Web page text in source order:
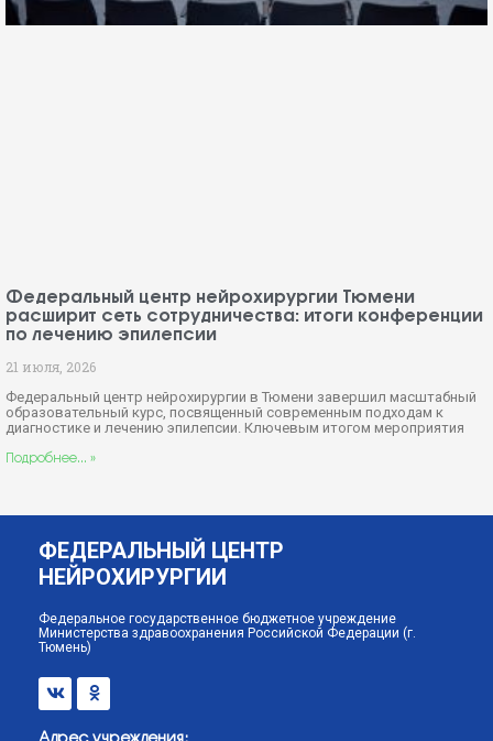
Федеральный центр нейрохирургии Тюмени
расширит сеть сотрудничества: итоги конференции
по лечению эпилепсии
21 июля, 2026
Федеральный центр нейрохирургии в Тюмени завершил масштабный
образовательный курс, посвященный современным подходам к
диагностике и лечению эпилепсии. Ключевым итогом мероприятия
Подробнее... »
ФЕДЕРАЛЬНЫЙ ЦЕНТР
НЕЙРОХИРУРГИИ
Федеральное государственное бюджетное учреждение
Министерства здравоохранения Российской Федерации (г.
Тюмень)